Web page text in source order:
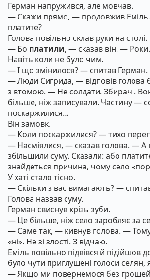
Герман напружився, але мовчав.
— Скажи прямо, — продовжив
платите?
Голова повільно склав руки на столі.
— Бо платили, — сказав він. —
Навіть коли не було чим.
— І що змінилося? — спитав Герман.
— Люди Сигрида, — відповів голова
з втомою. — Не солдати. Збирачі.
більше, ніж записували. Частину —
поскаржилися…
Він замовк.
— Коли поскаржилися? — тихо
— Насміялися, — сказав голова. — А
збільшили суму. Сказали: або
знайдеться причина, чому село
У хаті стало тісно.
— Скільки з вас вимагають? —
Голова назвав суму.
Герман свиснув крізь зуби.
— Це більше, ніж село заробляє за
— Саме так, — кивнув голова. —
«ні». Не зі злості. З відчаю.
Еміль повільно підвівся й підійшов
було чути приглушені голоси селян,
— Якщо ми повернемося без